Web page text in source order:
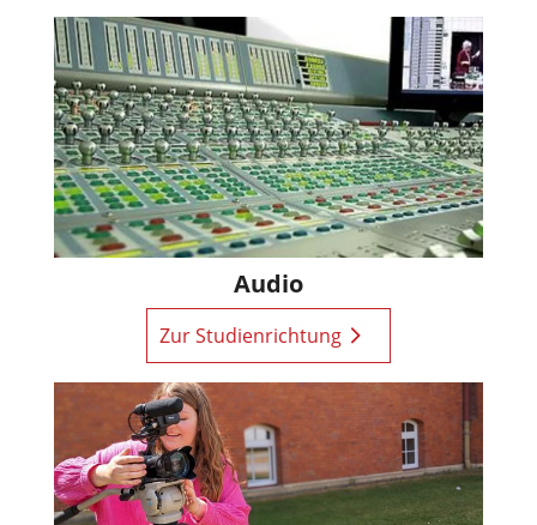
Audio
Zur Studienrichtung